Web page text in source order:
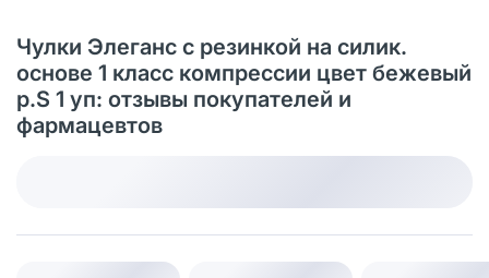
Чулки Элеганс с резинкой на силик.
основе 1 класс компрессии цвет бежевый
р.S 1 уп: отзывы покупателей и
фармацевтов